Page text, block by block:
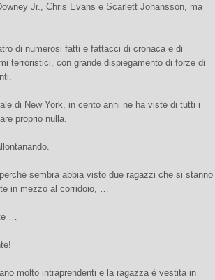
Jr., Chris Evans e Scarlett Johansson, ma
di numerosi fatti e fattacci di cronaca e di
terroristici, con grande dispiegamento di forze di
di New York, in cento anni ne ha viste di tutti i
proprio nulla.
sembra abbia visto due ragazzi che si stanno
in mezzo al corridoio, …
…
molto intraprendenti e la ragazza è vestita in